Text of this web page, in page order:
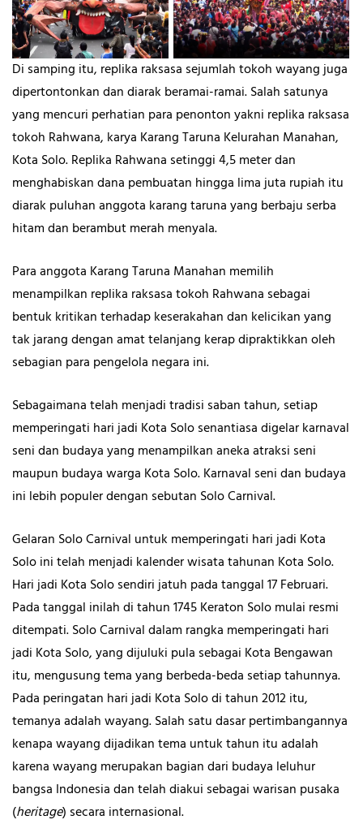
Di samping itu, replika raksasa sejumlah tokoh wayang juga
dipertontonkan dan diarak beramai-ramai. Salah satunya
yang mencuri perhatian para penonton yakni replika raksasa
tokoh Rahwana, karya Karang Taruna Kelurahan Manahan,
Kota Solo. Replika Rahwana setinggi 4,5 meter dan
menghabiskan dana pembuatan hingga lima juta rupiah itu
diarak puluhan anggota karang taruna yang berbaju serba
hitam dan berambut merah menyala.
Para anggota Karang Taruna Manahan memilih
menampilkan replika raksasa tokoh Rahwana sebagai
bentuk kritikan terhadap keserakahan dan kelicikan yang
tak jarang dengan amat telanjang kerap dipraktikkan oleh
sebagian para pengelola negara ini.
Sebagaimana telah menjadi tradisi saban tahun, setiap
memperingati hari jadi Kota Solo senantiasa digelar karnaval
seni dan budaya yang menampilkan aneka atraksi seni
maupun budaya warga Kota Solo. Karnaval seni dan budaya
ini lebih populer dengan sebutan Solo Carnival.
Gelaran Solo Carnival untuk memperingati hari jadi Kota
Solo ini telah menjadi kalender wisata tahunan Kota Solo.
Hari jadi Kota Solo sendiri jatuh pada tanggal 17 Februari.
Pada tanggal inilah di tahun 1745 Keraton Solo mulai resmi
ditempati. Solo Carnival dalam rangka memperingati hari
jadi Kota Solo, yang dijuluki pula sebagai Kota Bengawan
itu, mengusung tema yang berbeda-beda setiap tahunnya.
Pada peringatan hari jadi Kota Solo di tahun 2012 itu,
temanya adalah wayang. Salah satu dasar pertimbangannya
kenapa wayang dijadikan tema untuk tahun itu adalah
karena wayang merupakan bagian dari budaya leluhur
bangsa Indonesia dan telah diakui sebagai warisan pusaka
(heritage) secara internasional.